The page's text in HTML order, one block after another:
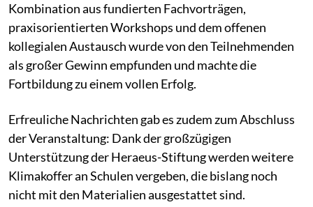
Kombination aus fundierten Fachvorträgen,
praxisorientierten Workshops und dem offenen
kollegialen Austausch wurde von den Teilnehmenden
als großer Gewinn empfunden und machte die
Fortbildung zu einem vollen Erfolg.
Erfreuliche Nachrichten gab es zudem zum Abschluss
der Veranstaltung: Dank der großzügigen
Unterstützung der Heraeus-Stiftung werden weitere
Klimakoffer an Schulen vergeben, die bislang noch
nicht mit den Materialien ausgestattet sind.